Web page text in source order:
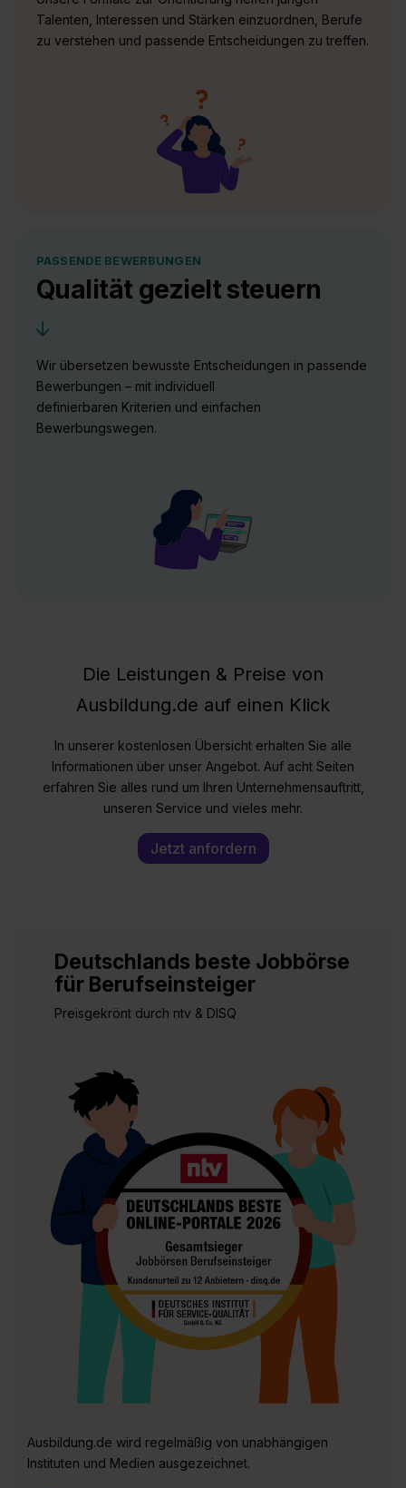
Talenten, Interessen und Stärken einzuordnen, Berufe
zu verstehen und passende Entscheidungen zu treffen.
PASSENDE BEWERBUNGEN
Qualität gezielt steuern
Wir übersetzen bewusste Entscheidungen in passende
Bewerbungen – mit individuell
definierbaren Kriterien und einfachen
Bewerbungswegen.
Die Leistungen & Preise von
Ausbildung.de auf einen Klick
In unserer kostenlosen Übersicht erhalten Sie alle
Informationen über unser Angebot. Auf acht Seiten
erfahren Sie alles rund um Ihren Unternehmensauftritt,
unseren Service und vieles mehr.
Jetzt anfordern
Deutschlands beste Jobbörse
für Berufseinsteiger
Preisgekrönt durch ntv & DISQ
Ausbildung.de wird regelmäßig von unabhängigen
Instituten und Medien ausgezeichnet.